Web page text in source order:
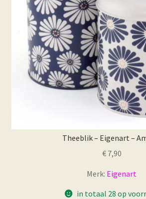
de
Theeblik – Eigenart –
€7,90
Merk: Eigenart
in totaal 28 op